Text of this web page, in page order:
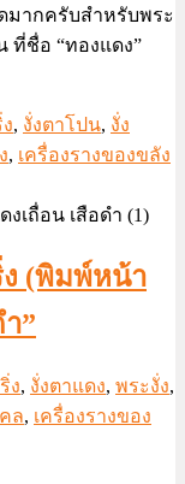
มากครับสำหรับพระ
ที่ชื่อ “ทองแดง”
, งั่งตาโปน, งั่ง
, เครื่องรางของขลัง
ง (พิมพ์หน้า
”
ง, งั่งตาแดง, พระงั่ง,
ล, เครื่องรางของ